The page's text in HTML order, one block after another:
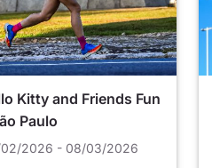
Kitty and Friends Fun
Paulo
2026 - 08/03/2026